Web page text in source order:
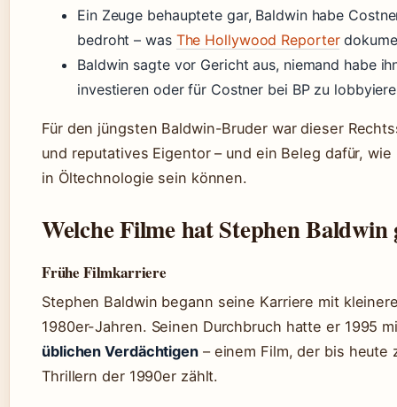
Ein Zeuge behauptete gar, Baldwin habe
bedroht – was The Hollywood Reporter
Baldwin sagte vor Gericht aus, niemand habe
investieren oder für Costner bei BP zu
Für den jüngsten Baldwin-Bruder war dieser
und reputatives Eigentor – und ein Beleg dafür,
in Öltechnologie sein können.
Welche Filme hat Stephen Baldwin
Frühe Filmkarriere
Stephen Baldwin begann seine Karriere mit
1980er-Jahren. Seinen Durchbruch hatte er 1995
üblichen Verdächtigen– einem Film, der bis heute
Thrillern der 1990er zählt.